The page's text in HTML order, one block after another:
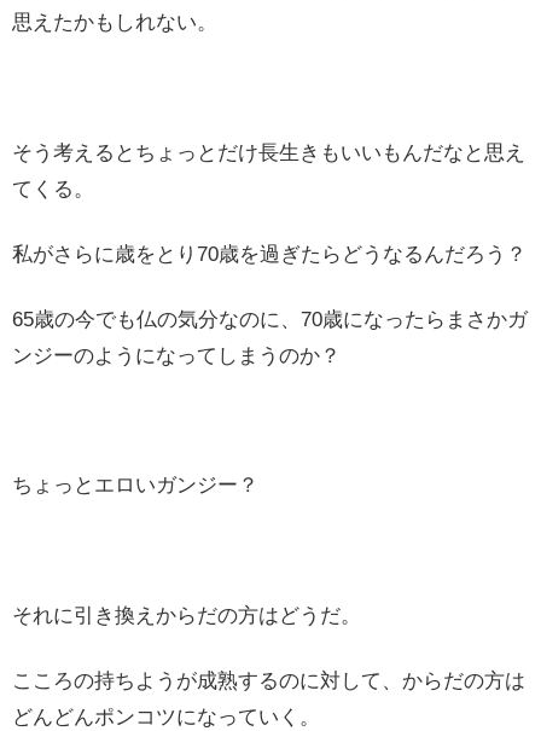
思えたかもしれない。
そう考えるとちょっとだけ長生きもいいもんだなと思え
てくる。
私がさらに歳をとり70歳を過ぎたらどうなるんだろう？
65歳の今でも仏の気分なのに、70歳になったらまさかガ
ンジーのようになってしまうのか？
ちょっとエロいガンジー？
それに引き換えからだの方はどうだ。
こころの持ちようが成熟するのに対して、からだの方は
どんどんポンコツになっていく。